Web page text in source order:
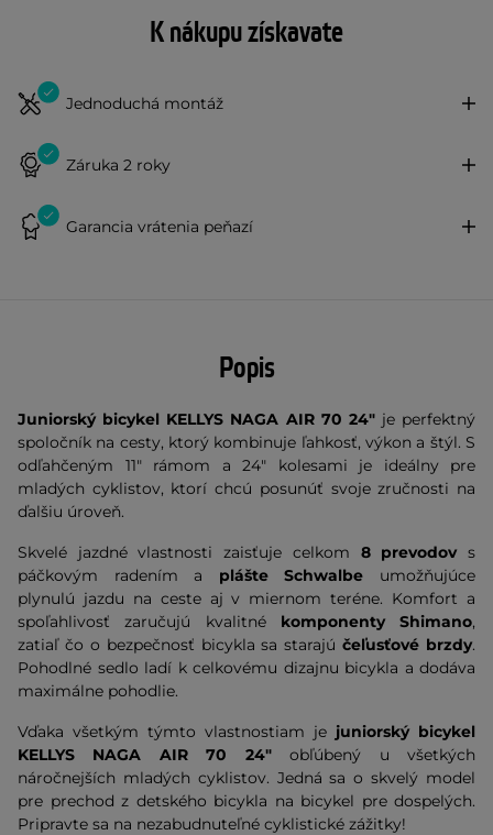
K nákupu získavate
Jednoduchá montáž
Záruka 2 roky
Garancia vrátenia peňazí
Popis
Juniorský bicykel KELLYS NAGA AIR 70 24"je perfektný
spoločník na cesty, ktorý kombinuje ľahkosť, výkon a štýl. S
odľahčeným 11" rámom a 24" kolesami je ideálny pre
mladých cyklistov, ktorí chcú posunúť svoje zručnosti na
ďalšiu úroveň.
Skvelé jazdné vlastnosti zaisťuje celkom 8 prevodovs
páčkovým radením a plášte Schwalbe umožňujúce
plynulú jazdu na ceste aj v miernom teréne. Komfort a
spoľahlivosť zaručujú kvalitné komponenty Shimano,
zatiaľ čo o bezpečnosť bicykla sa starajúčeľusťové brzdy.
Pohodlné sedlo ladí k celkovému dizajnu bicykla a dodáva
maximálne pohodlie.
Vďaka všetkým týmto vlastnostiam je juniorský bicykel
KELLYS NAGA AIR 70 24"obľúbený u všetkých
náročnejších mladých cyklistov. Jedná sa o skvelý model
pre prechod z detského bicykla na bicykel pre dospelých.
Pripravte sa na nezabudnuteľné cyklistické zážitky!